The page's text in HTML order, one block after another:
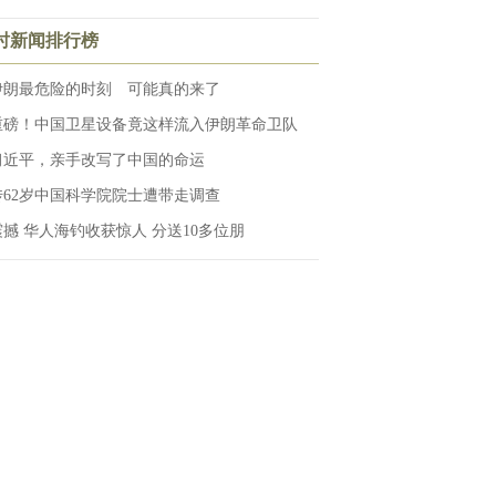
新闻排行榜
朗最危险的时刻 可能真的来了
磅！中国卫星设备竟这样流入伊朗革命卫队
近平，亲手改写了中国的命运
62岁中国科学院院士遭带走调查
撼 华人海钓收获惊人 分送10多位朋